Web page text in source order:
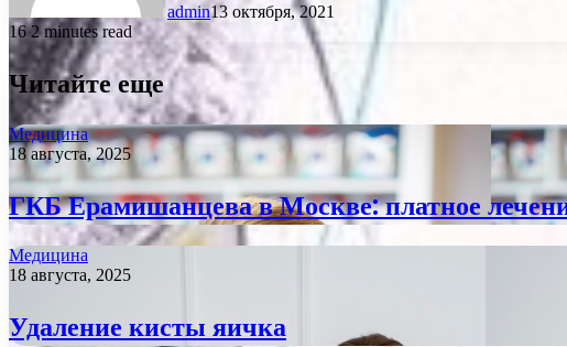
admin13 октября, 2021
162 minutes read
Читайте еще
Медицина
18 августа, 2025
ГКБ Ерамишанцева в Москве: платное
Медицина
18 августа, 2025
Удаление кисты яичка